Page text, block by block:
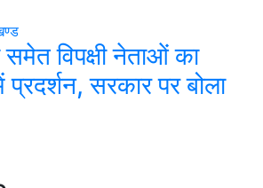
विपक्षी नेताओं का
सरकार पर बोला